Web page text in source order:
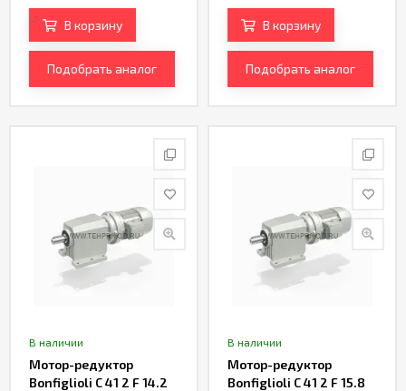
В корзину
Подобрать аналог
В корзину
Подобрать аналог
В наличии
Мотор-редуктор
Bonfiglioli C 41 2 F 14.2
В наличии
Мотор-редуктор
Bonfiglioli C 41 2 F 15.8